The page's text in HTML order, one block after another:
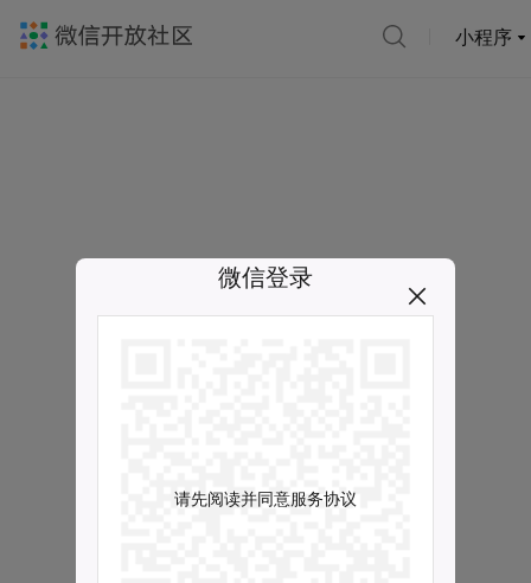
小程序
微信登录
请先阅读并同意服务协议